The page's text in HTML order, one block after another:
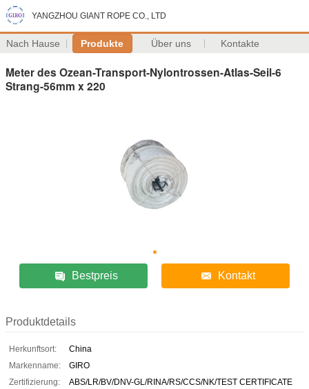
YANGZHOU GIANT ROPE CO., LTD
Nach Hause Produkte Über uns Kontakte
Meter des Ozean-Transport-Nylontrossen-Atlas-Seil-6
Strang-56mm x 220
Bestpreis Kontakt
Produktdetails
Herkunftsort:
China
Markenname:
GIRO
Zertifizierung:
ABS/LR/BV/DNV-GL/RINA/RS/CCS/NK/TEST CERTIFICATE